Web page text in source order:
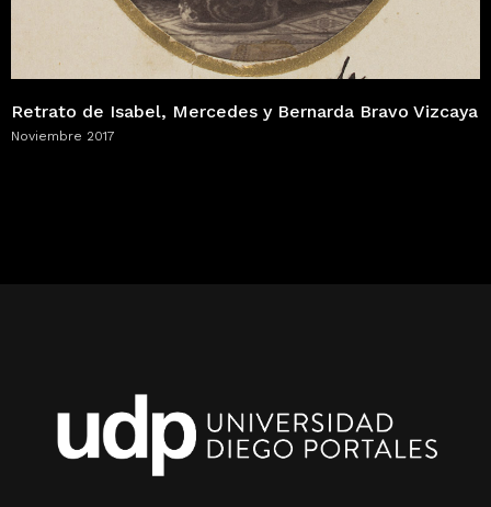
Retrato de Isabel, Mercedes y Bernarda Bravo Vizcaya
Noviembre 2017